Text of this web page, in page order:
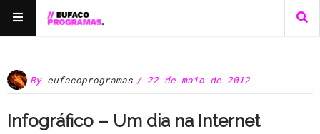
By eufacoprogramas / 22 de maio de 2012
Infográfico – Um dia na Internet